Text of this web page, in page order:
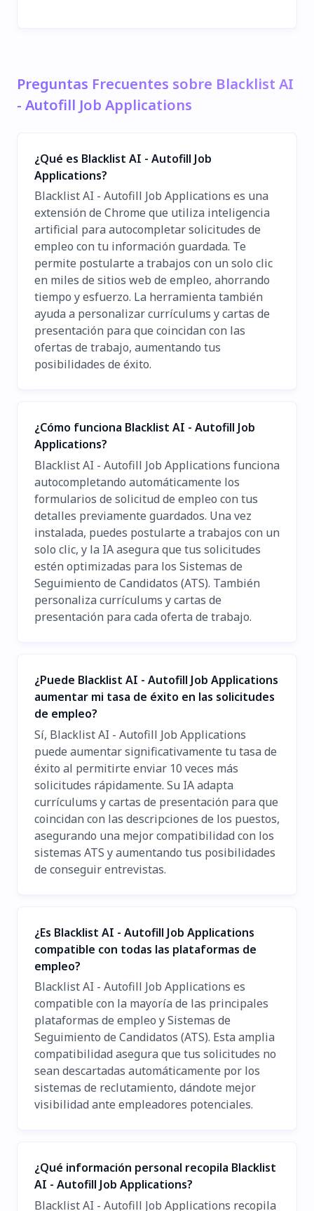
Preguntas Frecuentes sobre Blacklist AI
- Autofill Job Applications
¿Qué es Blacklist AI - Autofill Job
Applications?
Blacklist AI - Autofill Job Applications es una
extensión de Chrome que utiliza inteligencia
artificial para autocompletar solicitudes de
empleo con tu información guardada. Te
permite postularte a trabajos con un solo clic
en miles de sitios web de empleo, ahorrando
tiempo y esfuerzo. La herramienta también
ayuda a personalizar currículums y cartas de
presentación para que coincidan con las
ofertas de trabajo, aumentando tus
posibilidades de éxito.
¿Cómo funciona Blacklist AI - Autofill Job
Applications?
Blacklist AI - Autofill Job Applications funciona
autocompletando automáticamente los
formularios de solicitud de empleo con tus
detalles previamente guardados. Una vez
instalada, puedes postularte a trabajos con un
solo clic, y la IA asegura que tus solicitudes
estén optimizadas para los Sistemas de
Seguimiento de Candidatos (ATS). También
personaliza currículums y cartas de
presentación para cada oferta de trabajo.
¿Puede Blacklist AI - Autofill Job Applications
aumentar mi tasa de éxito en las solicitudes
de empleo?
Sí, Blacklist AI - Autofill Job Applications
puede aumentar significativamente tu tasa de
éxito al permitirte enviar 10 veces más
solicitudes rápidamente. Su IA adapta
currículums y cartas de presentación para que
coincidan con las descripciones de los puestos,
asegurando una mejor compatibilidad con los
sistemas ATS y aumentando tus posibilidades
de conseguir entrevistas.
¿Es Blacklist AI - Autofill Job Applications
compatible con todas las plataformas de
empleo?
Blacklist AI - Autofill Job Applications es
compatible con la mayoría de las principales
plataformas de empleo y Sistemas de
Seguimiento de Candidatos (ATS). Esta amplia
compatibilidad asegura que tus solicitudes no
sean descartadas automáticamente por los
sistemas de reclutamiento, dándote mejor
visibilidad ante empleadores potenciales.
¿Qué información personal recopila Blacklist
AI - Autofill Job Applications?
Blacklist AI - Autofill Job Applications recopila